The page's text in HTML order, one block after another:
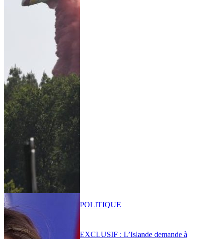
EXCLUSIF : L’Islande demande à
POLITIQUE